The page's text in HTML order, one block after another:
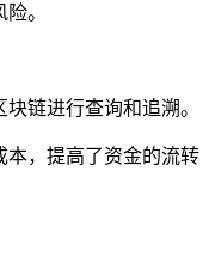
。
链进行查询和追溯。
本，提高了资金的流转